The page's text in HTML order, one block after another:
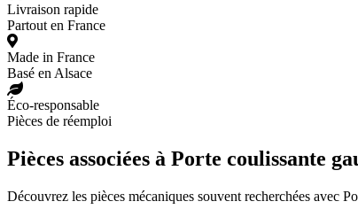
Livraison rapide
Partout en France
Made in France
Basé en Alsace
Éco-responsable
Pièces de réemploi
Pièces associées à Porte coulissante
Découvrez les pièces mécaniques souvent recherchées avec